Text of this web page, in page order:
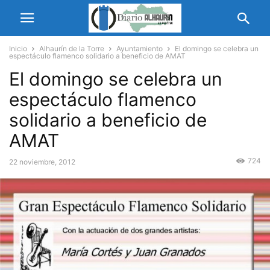
Inicio Alhaurín de la Torre Ayuntamiento
El domingo se celebra un
espectáculo flamenco solidario a beneficio de AMAT
El domingo se celebra un
espectáculo flamenco
solidario a beneficio de
AMAT
22 noviembre, 2012 724